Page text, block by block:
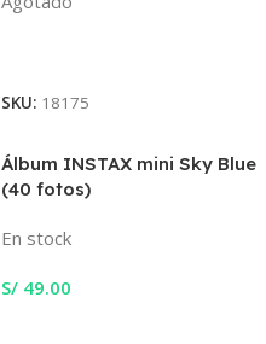
SKU: 18175
Álbum INSTAX mini Sky Blue
(40 fotos)
En stock
S/ 49.00